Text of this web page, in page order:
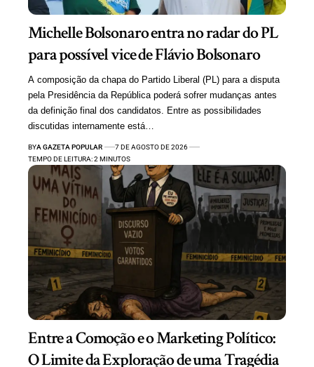
Michelle Bolsonaro entra no radar do PL
para possível vice de Flávio Bolsonaro
A composição da chapa do Partido Liberal (PL) para a disputa
pela Presidência da República poderá sofrer mudanças antes
da definição final dos candidatos. Entre as possibilidades
discutidas internamente está…
BYA GAZETA POPULAR
7 DE AGOSTO DE 2026
TEMPO DE LEITURA: 2 MINUTOS
Entre a Comoção e o Marketing Político:
O Limite da Exploração de uma Tragédia